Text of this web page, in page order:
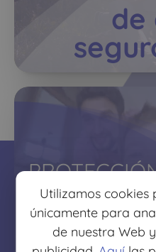
Utilizamos cookies
únicamente para
de nuestra Web
de
protege
quieres